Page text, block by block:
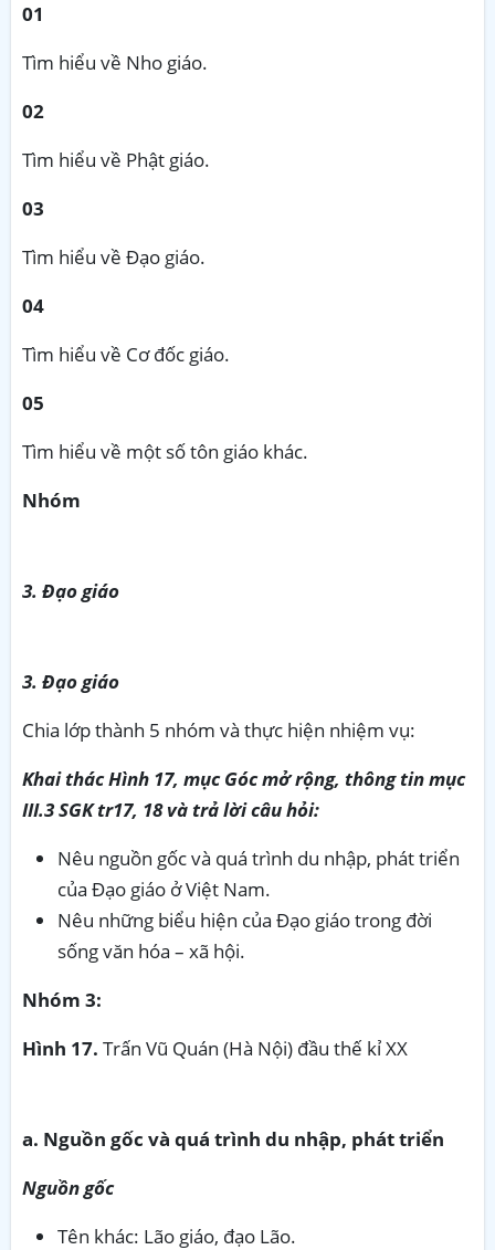
01
Tìm hiểu về Nho giáo.
02
Tìm hiểu về Phật giáo.
03
Tìm hiểu về Đạo giáo.
04
Tìm hiểu về Cơ đốc giáo.
05
Tìm hiểu về một số tôn giáo khác.
Nhóm
3. Đạo giáo
3. Đạo giáo
Chia lớp thành 5 nhóm và thực hiện nhiệm vụ:
Khai thác Hình 17, mục Góc mở rộng, thông tin mục
III.3 SGK tr17, 18 và trả lời câu hỏi:
Nêu nguồn gốc và quá trình du nhập, phát triển
của Đạo giáo ở Việt Nam.
Nêu những biểu hiện của Đạo giáo trong đời
sống văn hóa – xã hội.
Nhóm 3:
Hình 17. Trấn Vũ Quán (Hà Nội) đầu thế kỉ XX
a. Nguồn gốc và quá trình du nhập, phát triển
Nguồn gốc
Tên khác: Lão giáo, đạo Lão.